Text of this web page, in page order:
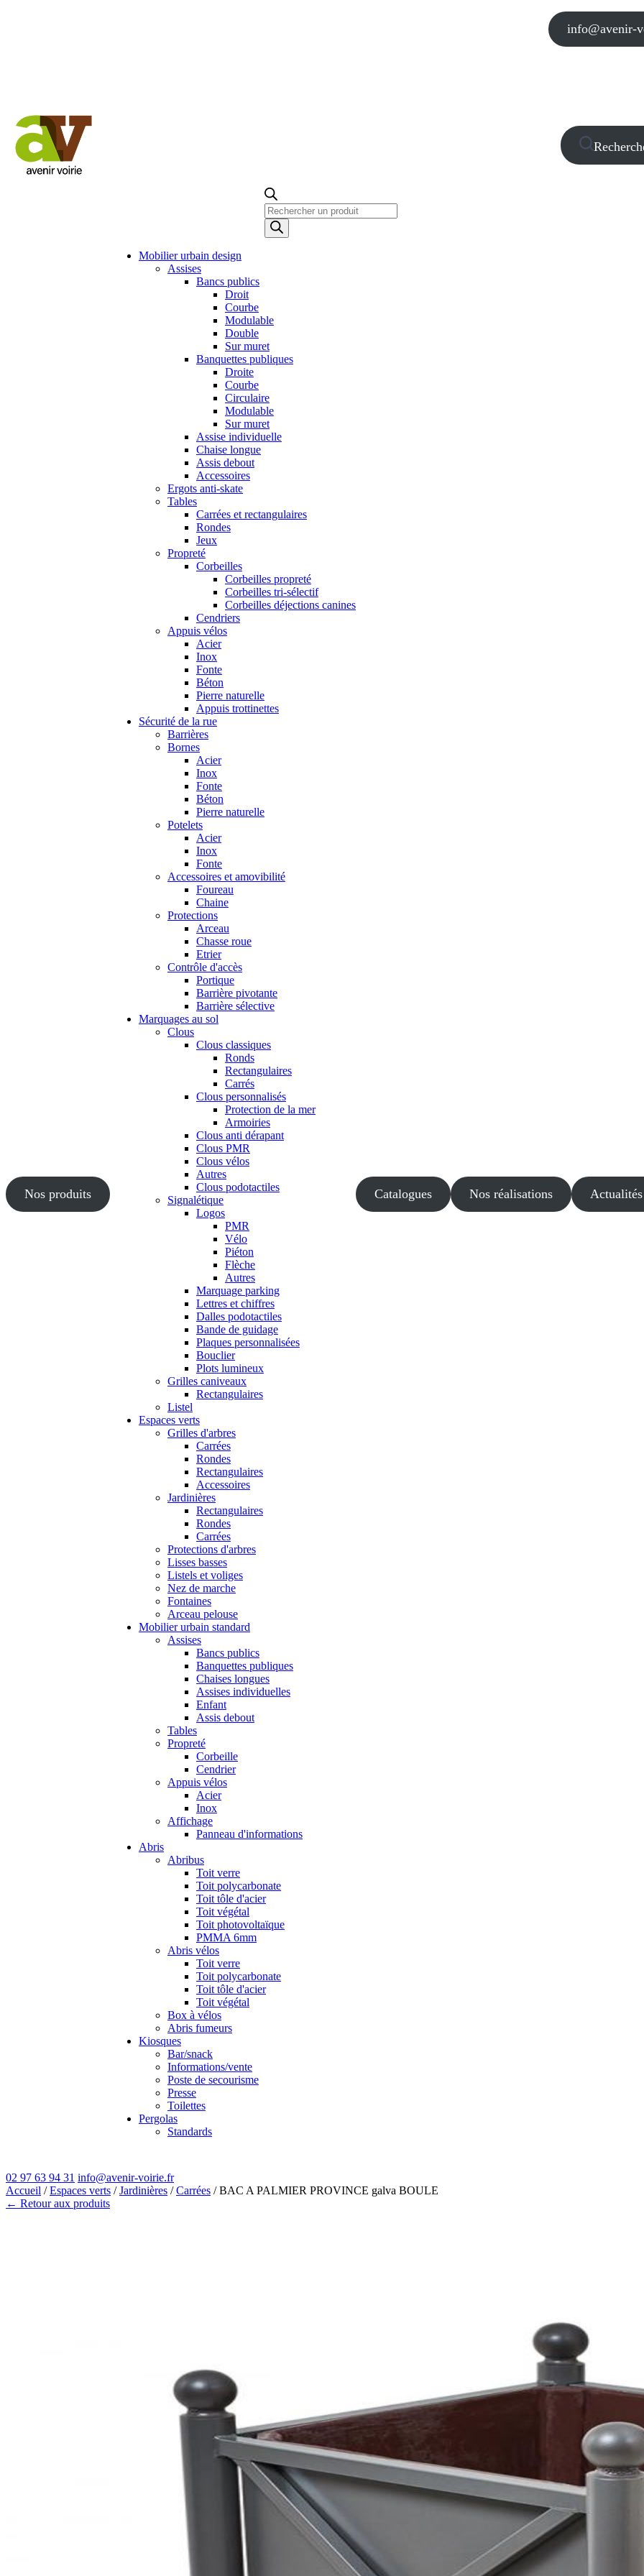
info@avenir-
Recherche
de
produits
Nos produits
Mobilier urbain design
Assises
Bancs publics
Droit
Courbe
Modulable
Double
Sur muret
Banquettes publiques
Droite
Courbe
Circulaire
Modulable
Sur muret
Assise individuelle
Chaise longue
Assis debout
Accessoires
Ergots anti-skate
Tables
Carrées et rectangulaires
Rondes
Jeux
Propreté
Corbeilles
Corbeilles propreté
Corbeilles tri-sélectif
Corbeilles déjections canines
Cendriers
Appuis vélos
Acier
Inox
Fonte
Béton
Pierre naturelle
Appuis trottinettes
Sécurité de la rue
Barrières
Bornes
Acier
Inox
Fonte
Béton
Pierre naturelle
Potelets
Acier
Inox
Fonte
Accessoires et amovibilité
Foureau
Chaine
Protections
Arceau
Chasse roue
Etrier
Contrôle d'accès
Portique
Barrière pivotante
Barrière sélective
Marquages au sol
Clous
Clous classiques
Ronds
Rectangulaires
Carrés
Clous personnalisés
Protection de la mer
Armoiries
Clous anti dérapant
Clous PMR
Clous vélos
Autres
Clous podotactiles
Signalétique
Logos
PMR
Vélo
Piéton
Flèche
Autres
Marquage parking
Lettres et chiffres
Dalles podotactiles
Bande de guidage
Plaques personnalisées
Bouclier
Plots lumineux
Grilles caniveaux
Rectangulaires
Listel
Espaces verts
Grilles d'arbres
Carrées
Rondes
Rectangulaires
Accessoires
Jardinières
Rectangulaires
Rondes
Carrées
Protections d'arbres
Lisses basses
Listels et voliges
Nez de marche
Fontaines
Arceau pelouse
Mobilier urbain standard
Assises
Bancs publics
Banquettes publiques
Chaises longues
Assises individuelles
Enfant
Assis debout
Tables
Propreté
Corbeille
Cendrier
Appuis vélos
Acier
Inox
Affichage
Panneau d'informations
Abris
Abribus
Toit verre
Toit polycarbonate
Toit tôle d'acier
Toit végétal
Toit photovoltaïque
PMMA 6mm
Abris vélos
Toit verre
Toit polycarbonate
Toit tôle d'acier
Toit végétal
Box à vélos
Abris fumeurs
Kiosques
Bar/snack
Informations/vente
Poste de secourisme
Presse
Toilettes
Pergolas
Standards
Catalogues Nos réalisations Actualités
02 97 63 94 31 info@avenir-voirie.fr
Accueil /Espaces verts /Jardinières /Carrées / BAC A PALMIER PROVINCE galva BOULE
← Retour aux produits